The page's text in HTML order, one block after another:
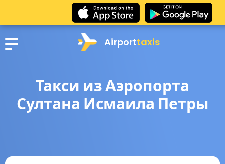
Airporttaxis
Такси из Аэропорта
Султана Исмаила Петры